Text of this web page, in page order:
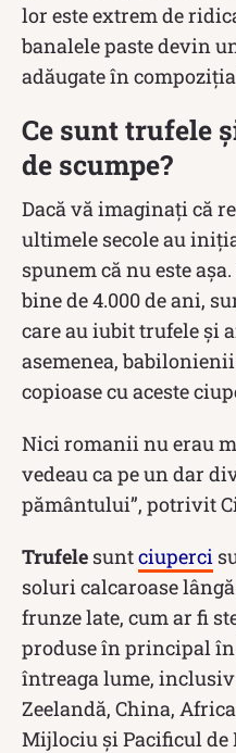
lor este extrem de
banalele paste devin
adăugate în
Ce sunt trufele
de scumpe?
Dacă vă imaginați că
ultimele secole au
spunem că nu este
bine de 4.000 de ani,
care au iubit trufele și
asemenea,
copioase cu aceste
Nici romanii nu erau
vedeau ca pe un dar
pământului”, potrivit
Trufele suntciuperci
soluri calcaroase
frunze late, cum ar fi
produse în principal
întreaga lume,
Zeelandă, China,
Mijlociu și Pacificul de